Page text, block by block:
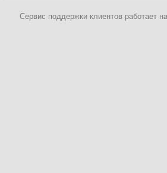
Сервис поддержки клиентов работает